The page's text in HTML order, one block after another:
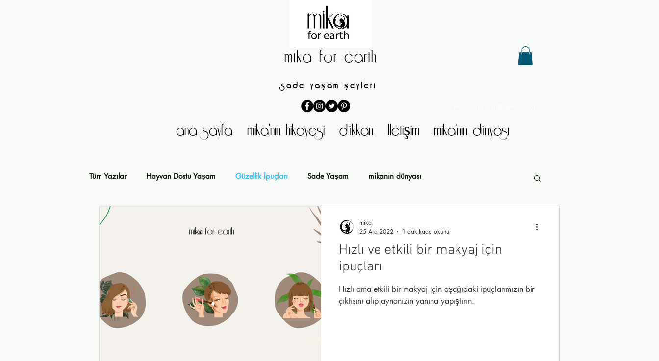
mika for earth
sade yaşam şeyleri
ana sayfa mika'nın hikayesi dükkan Iletişim mika'nın dünyası
Tüm Yazılar Hayvan Dostu Yaşam Güzellik İpuçları Sade Yaşam mikanın dünyası
Hızlı ve etkili bir makyaj için
ipuçları
Hızlı ama etkili bir makyaj için aşağıdaki ipuçlarımızın bir
çıktısını alıp aynanızın yanına yapıştırın.
mika
25 Ara 2022
1 dakikada okunur